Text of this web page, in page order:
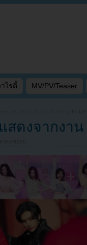
ไรตี้ MV/PV/Teaser
สดงจากงาน